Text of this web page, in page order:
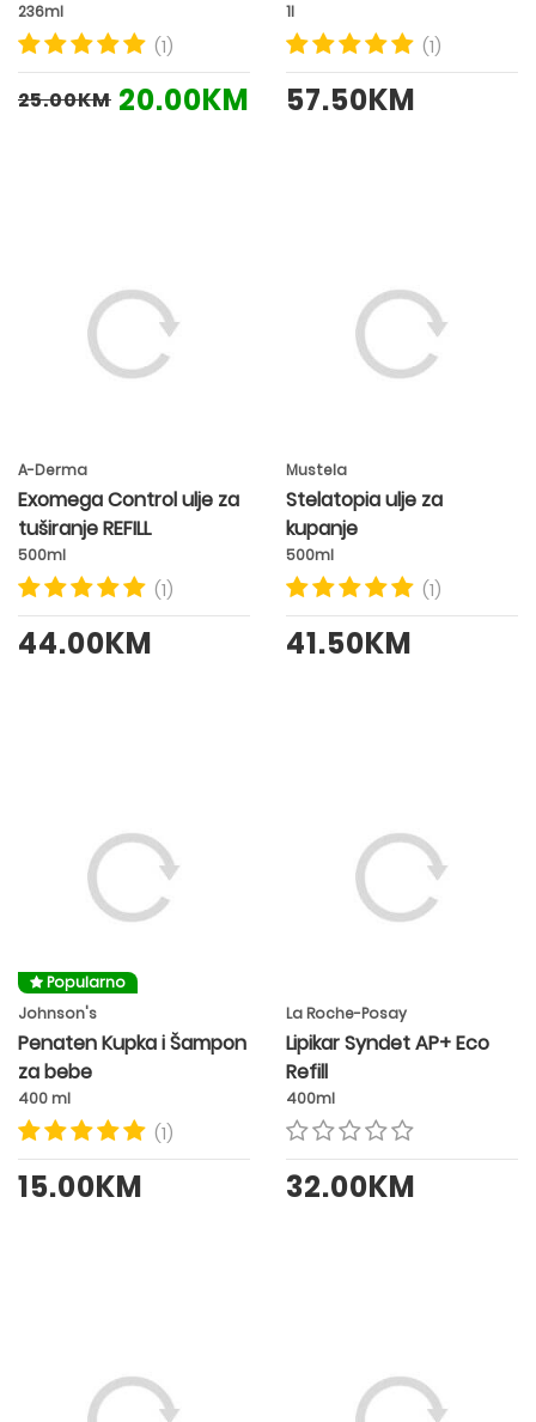
236ml
(1)
25.00KM 20.00KM
1l
(1)
57.50KM
A-Derma
Exomega Control ulje za
tuširanje REFILL
500ml
(1)
44.00KM
Mustela
Stelatopia ulje za
kupanje
500ml
(1)
41.50KM
Popularno
Johnson's
Penaten Kupka i Šampon
za bebe
400 ml
(1)
15.00KM
La Roche-Posay
Lipikar Syndet AP+ Eco
Refill
400ml
32.00KM